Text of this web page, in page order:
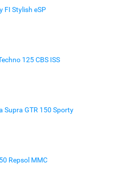
FI Stylish eSP
125 CBS ISS
Supra GTR 150 Sporty
Repsol MMC